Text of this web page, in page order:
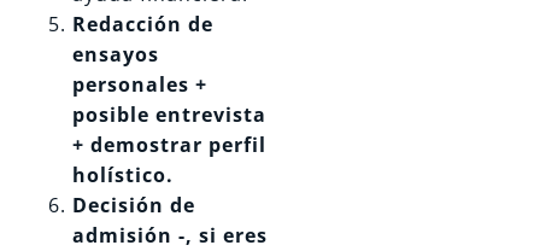
Redacción de
ensayos
personales +
posible entrevista
+ demostrar perfil
holístico.
Decisión de
admisión -, si eres